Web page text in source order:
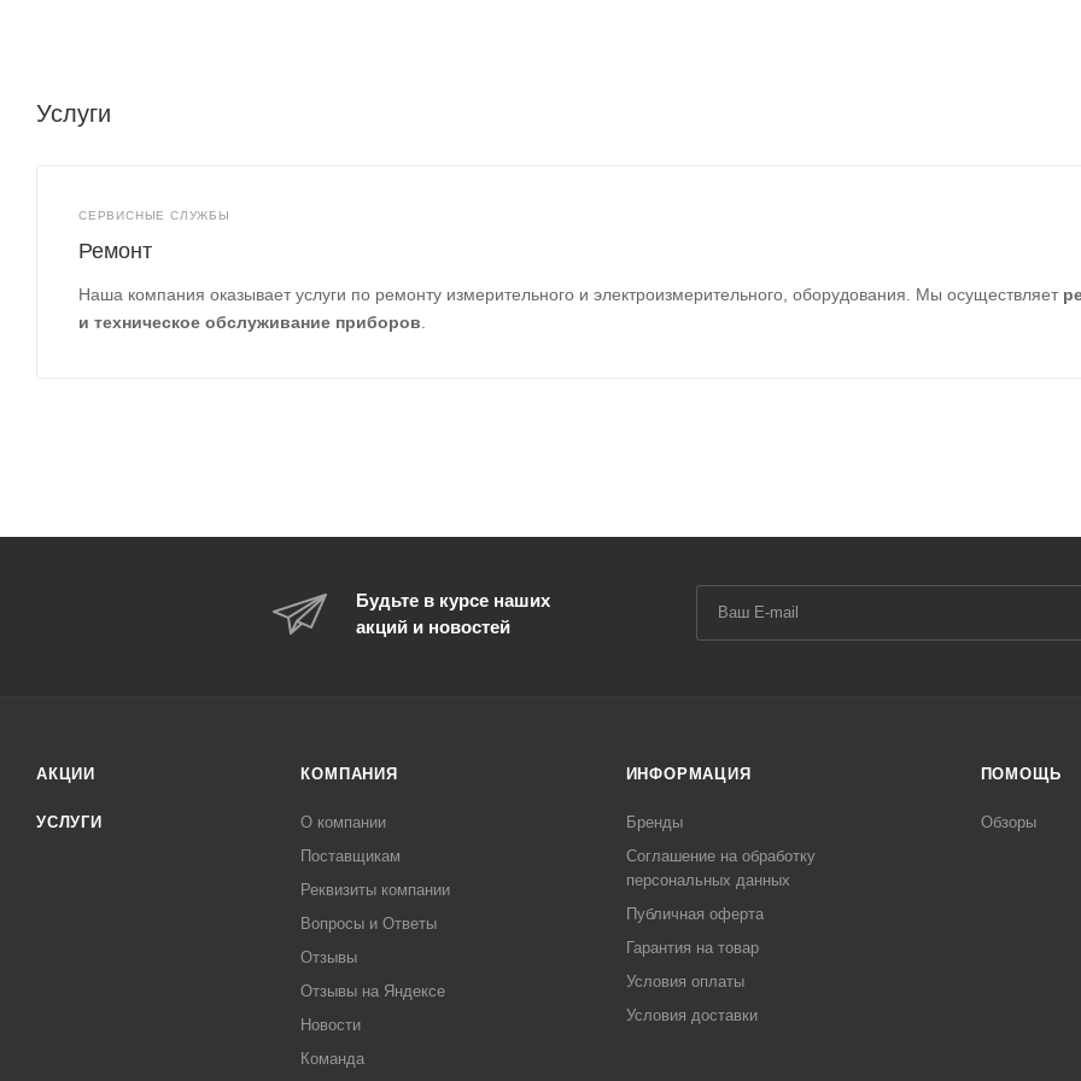
Услуги
СЕРВИСНЫЕ СЛУЖБЫ
Ремонт
Наша компания оказывает услуги по ремонту измерительного и электроизмерительного, оборудования. Мы осуществляет
и техническое обслуживание приборов
Будьте в курсе наших
акций и новостей
АКЦИИ
УСЛУГИ
КОМПАНИЯ
О компании
Поставщикам
Реквизиты компании
Вопросы и Ответы
Отзывы
Отзывы на Яндексе
Новости
Команда
ИНФОРМАЦИЯ
Бренды
Соглашение на обработку
персональных данных
Публичная оферта
Гарантия на товар
Условия оплаты
Условия доставки
ПОМОЩЬ
Обзоры